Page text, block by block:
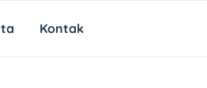
Kontak